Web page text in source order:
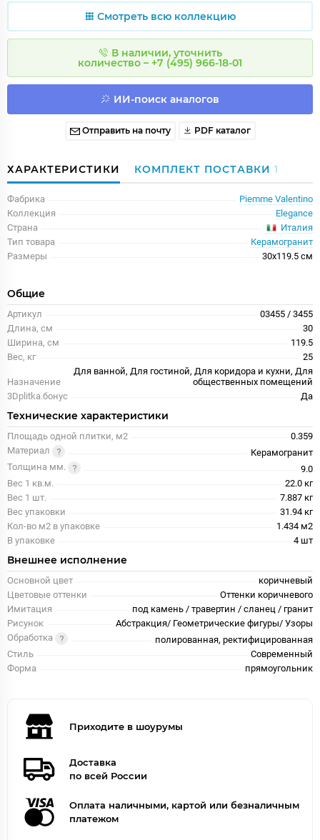
Смотреть всю коллекцию
В наличии, уточнить
количество – +7 (495) 966-18-01
ИИ-поиск аналогов
Отправить на почту PDF каталог
ХАРАКТЕРИСТИКИ КОМПЛЕКТ ПОСТАВКИ 1
Фабрика
Piemme Valentino
Коллекция
Elegance
Страна
Италия
Тип товара
Керамогранит
Размеры
30x119.5 см
Общие
Артикул
03455 / 3455
Длина, см
30
Ширина, см
119.5
Вес, кг
25
Назначение
Для ванной, Для гостиной, Для коридора и кухни, Для
общественных помещений
3Dplitka.бонус
Да
Технические характеристики
Площадь одной плитки, м2
0.359
Материал
Керамогранит
Толщина мм.
9.0
Вес 1 кв.м.
22.0 кг
Вес 1 шт.
7.887 кг
Вес упаковки
31.94 кг
Кол-во м2 в упаковке
1.434 м2
В упаковке
4 шт
Внешнее исполнение
Основной цвет
коричневый
Цветовые оттенки
Оттенки коричневого
Имитация
под камень / травертин / сланец / гранит
Рисунок
Абстракция/ Геометрические фигуры/ Узоры
Обработка
полированная, ректифицированная
Стиль
Современный
Форма
прямоугольник
Приходите в шоурумы
Доставка
по всей России
Оплата наличными, картой или безналичным
платежом